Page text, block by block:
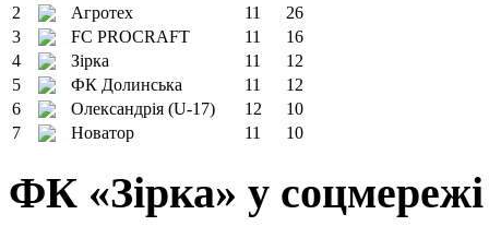
2
Агротех 11
26
3
FC PROCRAFT 11
16
4
Зірка 11
12
5
ФК Долинська 11
12
6
Олександрія (U-17) 12
10
7
Новатор 11 10
ФК «Зірка» у